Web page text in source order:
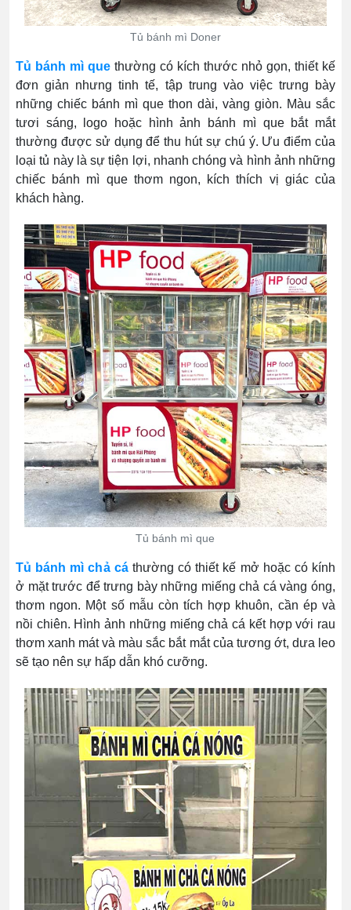
Tủ bánh mì Doner
Tủ bánh mì que thường có kích thước nhỏ gọn, thiết kế
đơn giản nhưng tinh tế, tập trung vào việc trưng bày
những chiếc bánh mì que thon dài, vàng giòn. Màu sắc
tươi sáng, logo hoặc hình ảnh bánh mì que bắt mắt
thường được sử dụng để thu hút sự chú ý. Ưu điểm của
loại tủ này là sự tiện lợi, nhanh chóng và hình ảnh những
chiếc bánh mì que thơm ngon, kích thích vị giác của
khách hàng.
Tủ bánh mì que
Tủ bánh mì chả cáthường có thiết kế mở hoặc có kính
ở mặt trước để trưng bày những miếng chả cá vàng óng,
thơm ngon. Một số mẫu còn tích hợp khuôn, cần ép và
nồi chiên. Hình ảnh những miếng chả cá kết hợp với rau
thơm xanh mát và màu sắc bắt mắt của tương ớt, dưa leo
sẽ tạo nên sự hấp dẫn khó cưỡng.